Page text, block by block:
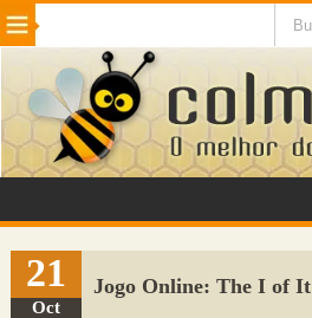
Beleza Cinema e TV
Internet Jogos NotÃ­cias
VeÃ­culos Adulto
Sugerir Link
Adicionar Blog
21
Oct
Jogo Online: The I of It